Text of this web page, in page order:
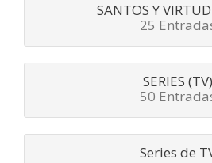
SANTOS Y
25
SERIES (TV)
50
Series de